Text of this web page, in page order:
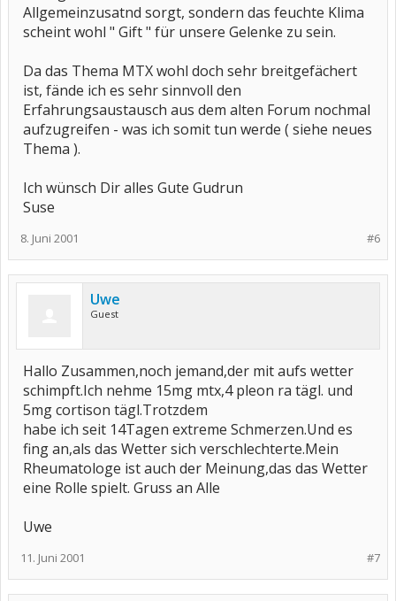
Allgemeinzusatnd sorgt, sondern das feuchte Klima
scheint wohl " Gift " für unsere Gelenke zu sein.
Da das Thema MTX wohl doch sehr breitgefächert
ist, fände ich es sehr sinnvoll den
Erfahrungsaustausch aus dem alten Forum nochmal
aufzugreifen - was ich somit tun werde ( siehe neues
Thema ).
Ich wünsch Dir alles Gute Gudrun
Suse
#6
8. Juni 2001
Uwe
Guest
Hallo Zusammen,noch jemand,der mit aufs wetter
schimpft.Ich nehme 15mg mtx,4 pleon ra tägl. und
5mg cortison tägl.Trotzdem
habe ich seit 14Tagen extreme Schmerzen.Und es
fing an,als das Wetter sich verschlechterte.Mein
Rheumatologe ist auch der Meinung,das das Wetter
eine Rolle spielt. Gruss an Alle
Uwe
#7
11. Juni 2001